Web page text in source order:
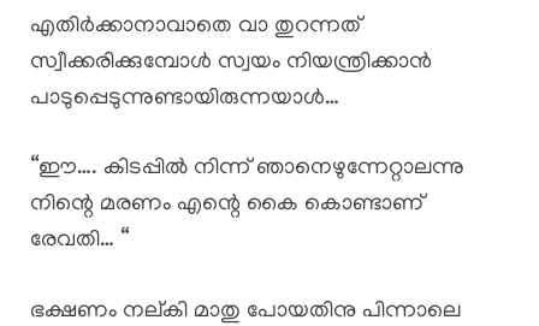
എതിർക്കാനാവാതെ വാ തുറന്നത്
സ്വീക്കരിക്കുമ്പോൾ സ്വയം നിയന്ത്രിക്കാൻ
പാടുപ്പെടുന്നുണ്ടായിരുന്നയാൾ…
“ഈ…. കിടപ്പിൽ നിന്ന് ഞാനെഴുന്നേറ്റാലന്നു
നിന്റെ മരണം എന്റെ കൈ കൊണ്ടാണ്
രേവതി… “
ഭക്ഷണം നല്കി മാതു പോയതിനു പിന്നാലെ